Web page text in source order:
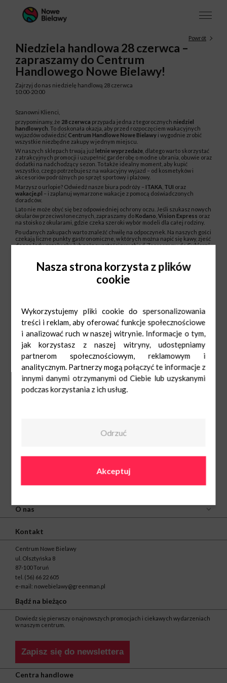
Powrót
Niedziela handlowa 28 czerwca –
zapraszamy do Centrum
Handlowego Nowe Bielawy!
Zajrzyj do nas niedzielę handlową 28 czerwca
10:00-20:00
Szanowni Klienci,
przypominamy, że 28 czerwca przypada jedna z tegorocznych niedziel
handlowych . To doskonała okazja, aby przed rozpoczęciem wakacyjnych
wyjazdów odwiedzić Centrum Handlowe Nowe Bielawy i wygodnie zrobić
wszystkie niezbędne zakupy w jednym miejscu.
W naszych sklepach trwają już letnie wyprzedaże , dlatego warto skorzystać
z atrakcyjnych promocji i uzupełnić garderobę o modne ubrania, obuwie oraz
dodatki na nadchodzący sezon. To także idealny moment, aby kupić
wszystko, czego potrzebujesz na wakacyjny wyjazd – od kosmetyków i
akcesoriów podróżnych po sprzęt sportowy i plażowy.
Marzysz o urlopie? Odwiedź nasze biura podróży – ITAKA TUI oraz
wakacje.pl – i zaplanuj wymarzone wakacje z pomocą doświadczonych
doradców.
Lato nie może obyć się bez odpowiedniej ochrony oczu. Jeśli szukasz nowych
okularów przeciwsłonecznych, zapraszamy do Kodano Vision Express oraz
na stoisko z okularami, gdzie czeka szeroki wybór modeli dla całej rodziny.
Po udanych zakupach warto znaleźć chwilę na odpoczynek. Na naszych gości
czekają liczne punkty gastronomiczne, w których można napić się kawy, zjeść
deser, lody, przekąskę lub pełnowartościowy obiad. Zapraszamy doCukierni
Spędź niedzielę handlową wygodnie i przyjemnie – skorzystaj z bogatej
oferty sklepów, punktów usługowych i lokali gastronomicznych w Centrum
Centrum Handlowe Nowe Bielawy: 10:00 – 20:00
Carrefour: 9:00- 21:00
O nas
Kontakt
Centrum Nowe Bielawy
ul. Olsztyńska 8
87-100 Toruń
tel. (56) 66 22 605
e-mail: nowebielawy@greenman.pl
Bądź na bieżąco
Dowiedz się pierwszy o najnowszych promocjach i ciekawych wydarzeniach
w naszym centrum.
Zapisz się do newslettera
Centra handlowe
Nasza strona korzysta z plików
cookie
Wykorzystujemy pliki cookie do spersonalizowania
treści i reklam, aby oferować funkcje społecznościowe
i analizować ruch w naszej witrynie. Informacje o tym,
jak korzystasz z naszej witryny, udostępniamy
partnerom społecznościowym, reklamowym i
analitycznym. Partnerzy mogą połączyć te informacje z
innymi danymi otrzymanymi od Ciebie lub uzyskanymi
podczas korzystania z ich usług.
Odrzuć
Akceptuj